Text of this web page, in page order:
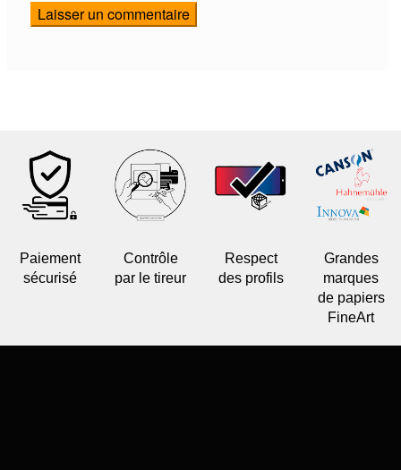
Paiement
sécurisé
Contrôle
par le tireur
Respect
des profils
Grandes
marques
de papiers
FineArt